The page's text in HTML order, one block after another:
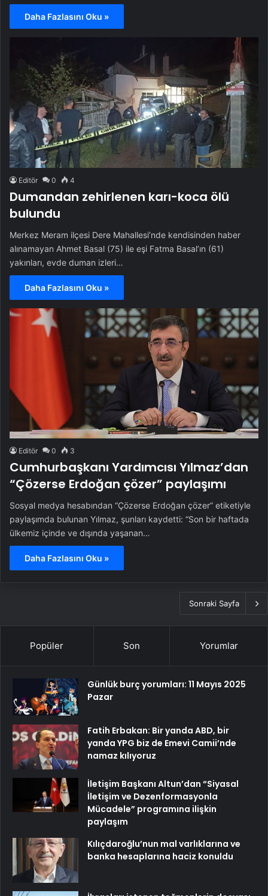
Daha Fazlasını Oku »
Editör 0 4
Dumandan zehirlenen karı-koca ölü
bulundu
Merkez Meram ilçesi Dere Mahallesi’nde kendisinden haber
alınamayan Ahmet Basal (75) ile eşi Fatma Basal’ın (61)
yakınları, evde duman izleri…
Daha Fazlasını Oku »
Editör 0 3
Cumhurbaşkanı Yardımcısı Yılmaz’dan
“Çözerse Erdoğan çözer” paylaşımı
Sosyal medya hesabından “Çözerse Erdoğan çözer” etiketiyle
paylaşımda bulunan Yılmaz, şunları kaydetti: “Son bir haftada
ülkemiz içinde ve dışında yaşanan…
Daha Fazlasını Oku »
Sonraki Sayfa
Popüler Son Yorumlar
Günlük burç yorumları: 11 Mayıs 2025
Pazar
Fatih Erbakan: Bir yanda ABD, bir
yanda YPG biz de Emevi Camii’nde
namaz kılıyoruz
İletişim Başkanı Altun’dan “Siyasal
İletişim ve Dezenformasyonla
Mücadele” programına ilişkin
paylaşım
Kılıçdaroğlu’nun mal varlıklarına ve
banka hesaplarına haciz konuldu